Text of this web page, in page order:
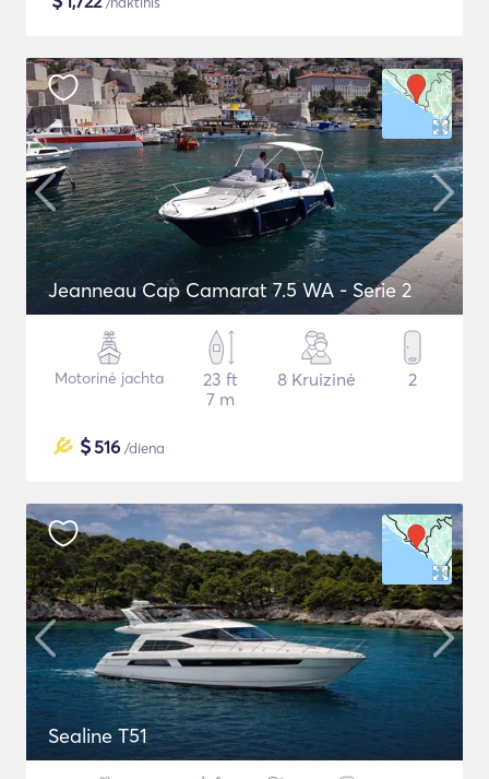
Jeanneau Cap Camarat 7.5 WA - Serie 2
Motorinė jachta
23 ft
7 m
8 Kruizinė 2
$516 /diena
Sealine T51